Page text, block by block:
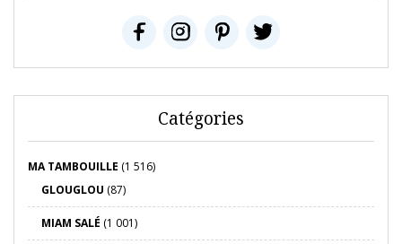
Catégories
MA TAMBOUILLE (1 516)
GLOUGLOU (87)
MIAM SALÉ (1 001)